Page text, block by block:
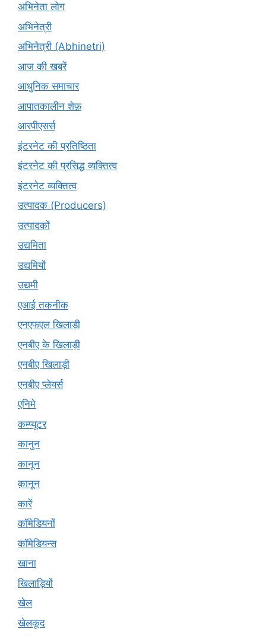
अभिनेता लोग
अभिनेत्री
अभिनेत्री (Abhinetri)
आज की खबरें
आधुनिक समाचार
आपातकालीन शेफ़
आरपीएसर्स
इंटरनेट की प्रतिष्ठिता
इंटरनेट की प्रसिद्ध व्यक्तित्व
इंटरनेट व्यक्तित्व
उत्पादक (Producers)
उत्पादकों
उद्यमिता
उद्यमियों
उद्यमी
एआई तकनीक
एनएफएल खिलाड़ी
एनबीए के खिलाड़ी
एनबीए खिलाड़ी
एनबीए प्लेयर्स
एनिमे
कम्प्यूटर
कानुन
कानून
क़ानून
कारें
कॉमेडियनों
कॉमेडियन्स
खाना
खिलाड़ियों
खेल
खेलकूद